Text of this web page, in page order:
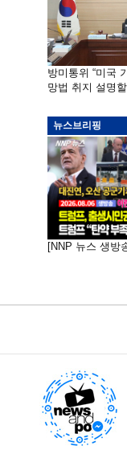
방미통위 “미국
망법 취지 설명할
뉴스브리핑
[NNP 뉴스 생방